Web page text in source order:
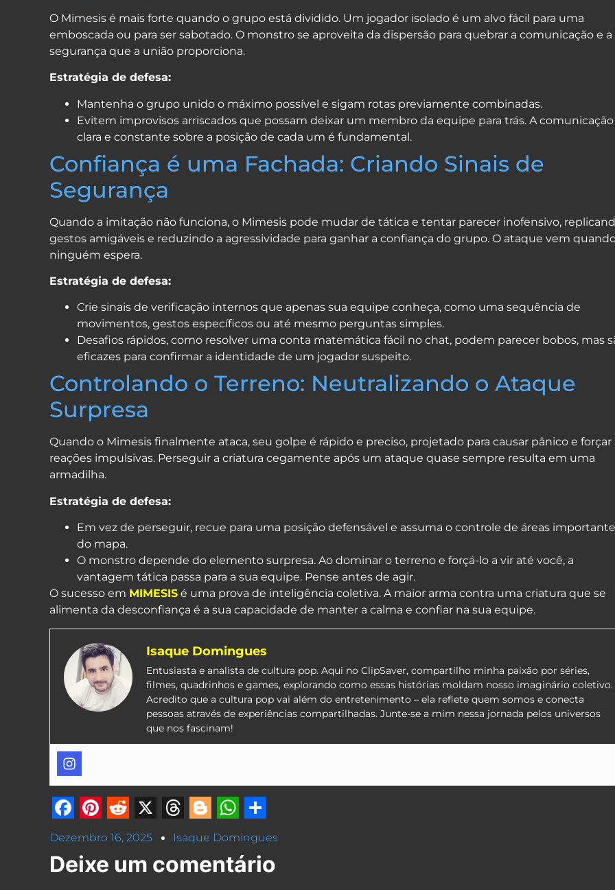
O Mimesis é mais forte quando o grupo está dividido. Um jogador isolado é um alvo fácil para uma
emboscada ou para ser sabotado. O monstro se aproveita da dispersão para quebrar a comunicação e a
segurança que a união proporciona.
Estratégia de defesa:
Mantenha o grupo unido o máximo possível e sigam rotas previamente combinadas.
Evitem improvisos arriscados que possam deixar um membro da equipe para trás. A comunicação
clara e constante sobre a posição de cada um é fundamental.
Confiança é uma Fachada: Criando Sinais de
Segurança
Quando a imitação não funciona, o Mimesis pode mudar de tática e tentar parecer inofensivo,
gestos amigáveis e reduzindo a agressividade para ganhar a confiança do grupo. O ataque vem
ninguém espera.
Estratégia de defesa:
Crie sinais de verificação internos que apenas sua equipe conheça, como uma sequência de
movimentos, gestos específicos ou até mesmo perguntas simples.
Desafios rápidos, como resolver uma conta matemática fácil no chat, podem parecer bobos, mas
eficazes para confirmar a identidade de um jogador suspeito.
Controlando o Terreno: Neutralizando o Ataque
Surpresa
Quando o Mimesis finalmente ataca, seu golpe é rápido e preciso, projetado para causar pânico e forçar
reações impulsivas. Perseguir a criatura cegamente após um ataque quase sempre resulta em uma
armadilha.
Estratégia de defesa:
Em vez de perseguir, recue para uma posição defensável e assuma o controle de áreas
do mapa.
O monstro depende do elemento surpresa. Ao dominar o terreno e forçá-lo a vir até você, a
vantagem tática passa para a sua equipe. Pense antes de agir.
O sucesso em MIMESIS é uma prova de inteligência coletiva. A maior arma contra uma criatura que se
alimenta da desconfiança é a sua capacidade de manter a calma e confiar na sua equipe.
Isaque Domingues
Entusiasta e analista de cultura pop. Aqui no ClipSaver, compartilho minha paixão por séries,
filmes, quadrinhos e games, explorando como essas histórias moldam nosso imaginário coletivo.
Acredito que a cultura pop vai além do entretenimento – ela reflete quem somos e conecta
pessoas através de experiências compartilhadas. Junte-se a mim nessa jornada pelos universos
que nos fascinam!
Facebook
Pinterest
Reddit
X Threads
Blogger
WhatsApp
Share
Dezembro 16, 2025 Isaque Domingues
Deixe um comentário